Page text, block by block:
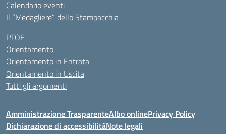
Calendario eventi
Il “Medagliere” dello Stampacchia
PTOF
Orientamento
Orientamento in Entrata
Orientamento in Uscita
Tutti gli argomenti
Amministrazione TrasparenteAlbo onlinePrivacy Policy
Dichiarazione di accessibilitàNote legali